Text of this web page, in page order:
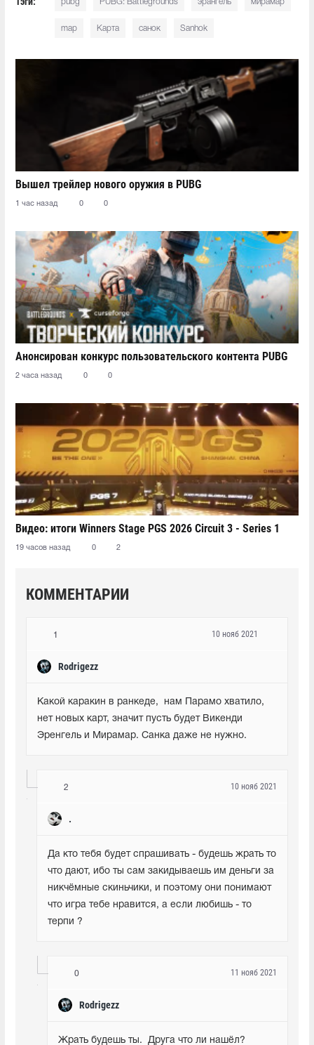
map Карта санок Sanhok
Вышел трейлер нового оружия в PUBG
1 час назад 0 0
Анонсирован конкурс пользовательского контента PUBG
2 часа назад 0 0
Видео: итоги Winners Stage PGS 2026 Circuit 3 - Series 1
19 часов назад 0 2
КОММЕНТАРИИ
1
Rodrigezz
10 нояб 2021
Какой каракин в ранкеде,  нам Парамо хватило,
нет новых карт, значит пусть будет Викенди
Эренгель и Мирамар. Санка даже не нужно.
2
.
10 нояб 2021
Да кто тебя будет спрашивать - будешь жрать то
что дают, ибо ты сам закидываешь им деньги за
никчёмные скиньчики, и поэтому они понимают
что игра тебе нравится, а если любишь - то
терпи ?
0
Rodrigezz
11 нояб 2021
Жрать будешь ты.  Друга что ли нашёл?